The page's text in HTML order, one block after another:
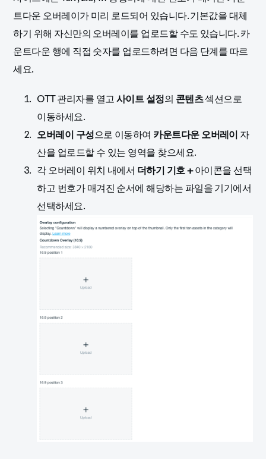
트다운 오버레이가 미리 로드되어 있습니다. 기본값을 대체
하기 위해 자신만의 오버레이를 업로드할 수도 있습니다. 카
운트다운 행에 직접 숫자를 업로드하려면 다음 단계를 따르
세요.
OTT 관리자를 열고사이트 설정의 콘텐츠섹션으로
이동하세요.
오버레이 구성으로 이동하여 카운트다운 오버레이자
산을 업로드할 수 있는 영역을 찾으세요.
각 오버레이 위치 내에서 더하기 기호 +아이콘을 선택
하고 번호가 매겨진 순서에 해당하는 파일을 기기에서
선택하세요.